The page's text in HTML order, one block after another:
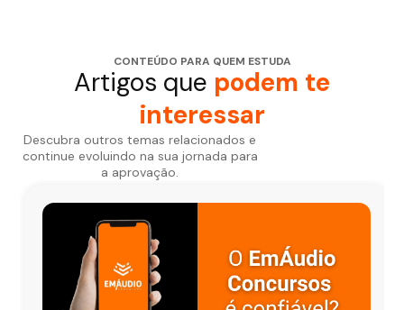
CONTEÚDO PARA QUEM ESTUDA
Artigos que podem te
interessar
Descubra outros temas relacionados e
continue evoluindo na sua jornada para
a aprovação.